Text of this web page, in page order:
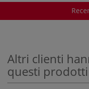
Altri clienti
questi prodotti